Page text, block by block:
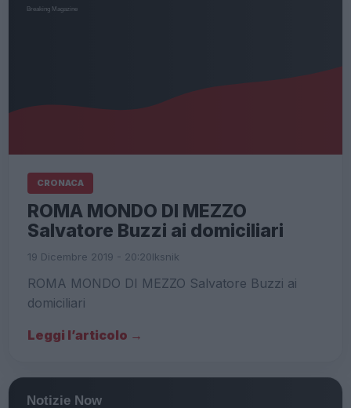
CRONACA
ROMA MONDO DI MEZZO
Salvatore Buzzi ai domiciliari
19 Dicembre 2019 - 20:20Iksnik
ROMA MONDO DI MEZZO Salvatore Buzzi ai
domiciliari
Leggi l’articolo →